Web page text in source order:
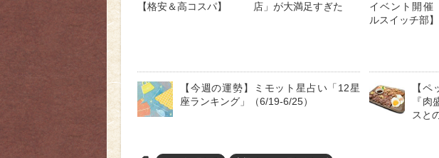
【格安＆高コスパ】
店」が大満足すぎた
イベント開催
ルスイッチ部】
【今週の運勢】ミモット星占い「12星
座ランキング」（6/19-6/25）
【
『
スと